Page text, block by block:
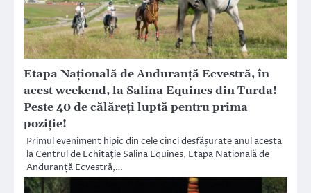
Etapa Națională de Anduranță Ecvestră, în
acest weekend, la Salina Equines din Turda!
Peste 40 de călăreţi luptă pentru prima
poziţie!
Primul eveniment hipic din cele cinci desfășurate anul acesta
la Centrul de Echitaţie Salina Equines, Etapa Națională de
Anduranță Ecvestră,…